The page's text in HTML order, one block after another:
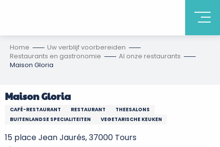
Home
Uw verblijf voorbereiden
Restaurants en gastronomie
Al onze restaurants
Maison Gloria
Maison Gloria
CAFÉ-RESTAURANT RESTAURANT
THEESALONS
BUITENLANDSE SPECIALITEITEN
VEGETARISCHE KEUKEN
15 place Jean Jaurés, 37000 Tours